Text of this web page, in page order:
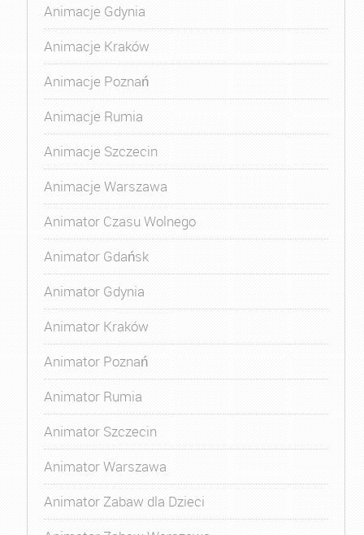
Animacje Gdynia
Animacje Kraków
Animacje Poznań
Animacje Rumia
Animacje Szczecin
Animacje Warszawa
Animator Czasu Wolnego
Animator Gdańsk
Animator Gdynia
Animator Kraków
Animator Poznań
Animator Rumia
Animator Szczecin
Animator Warszawa
Animator Zabaw dla Dzieci